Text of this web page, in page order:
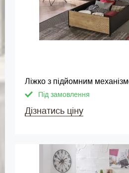
Ліжко з підйомним
Під замовлення
Дізнатись ціну